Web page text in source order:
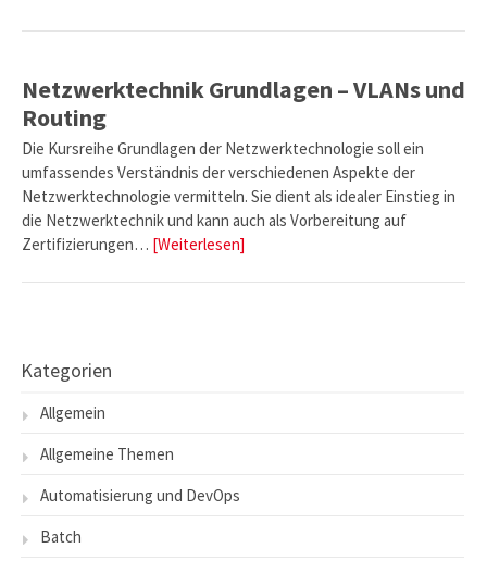
Netzwerktechnik Grundlagen – VLANs und
Routing
Die Kursreihe Grundlagen der Netzwerktechnologie soll ein
umfassendes Verständnis der verschiedenen Aspekte der
Netzwerktechnologie vermitteln. Sie dient als idealer Einstieg in
die Netzwerktechnik und kann auch als Vorbereitung auf
Zertifizierungen… [Weiterlesen]
Kategorien
Allgemein
Allgemeine Themen
Automatisierung und DevOps
Batch